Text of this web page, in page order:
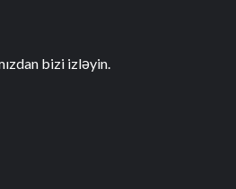
bizi izləyin.